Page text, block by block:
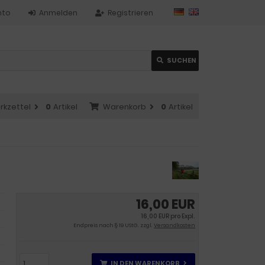
Registrieren
Anmelden
SUCHEN
Warenkorb 0 Artikel
0 Artikel
16,00 EUR
16,00 EUR pro Expl.
Endpreis nach § 19 UStG. zzgl. Versandkosten